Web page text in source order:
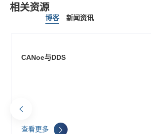
相关资源
博客 新闻资讯
CANoe与DDS
查看更多
参展2020（第九届）民用飞机航电国际论坛
查看更多